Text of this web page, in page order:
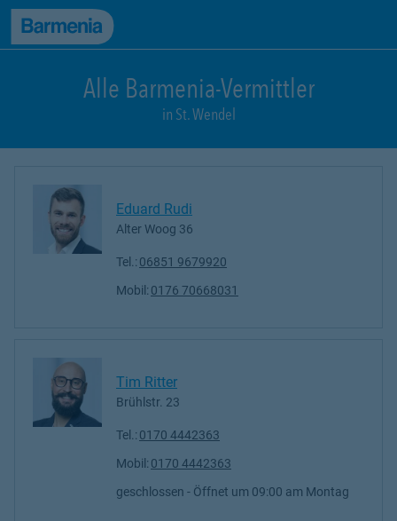
zum Seiteninhalt
Back to top
Alle Barmenia-Vermittler
in St. Wendel
Eduard Rudi
Alter Woog 36
Tel.: 06851 9679920
Mobil: 0176 70668031
Tim Ritter
Brühlstr. 23
Tel.: 0170 4442363
Mobil: 0170 4442363
geschlossen - Öffnet um 09:00 Montag